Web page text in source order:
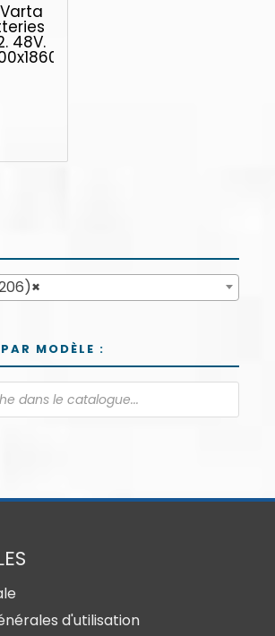
48V.
×
MODÈLE :
d'utilisation